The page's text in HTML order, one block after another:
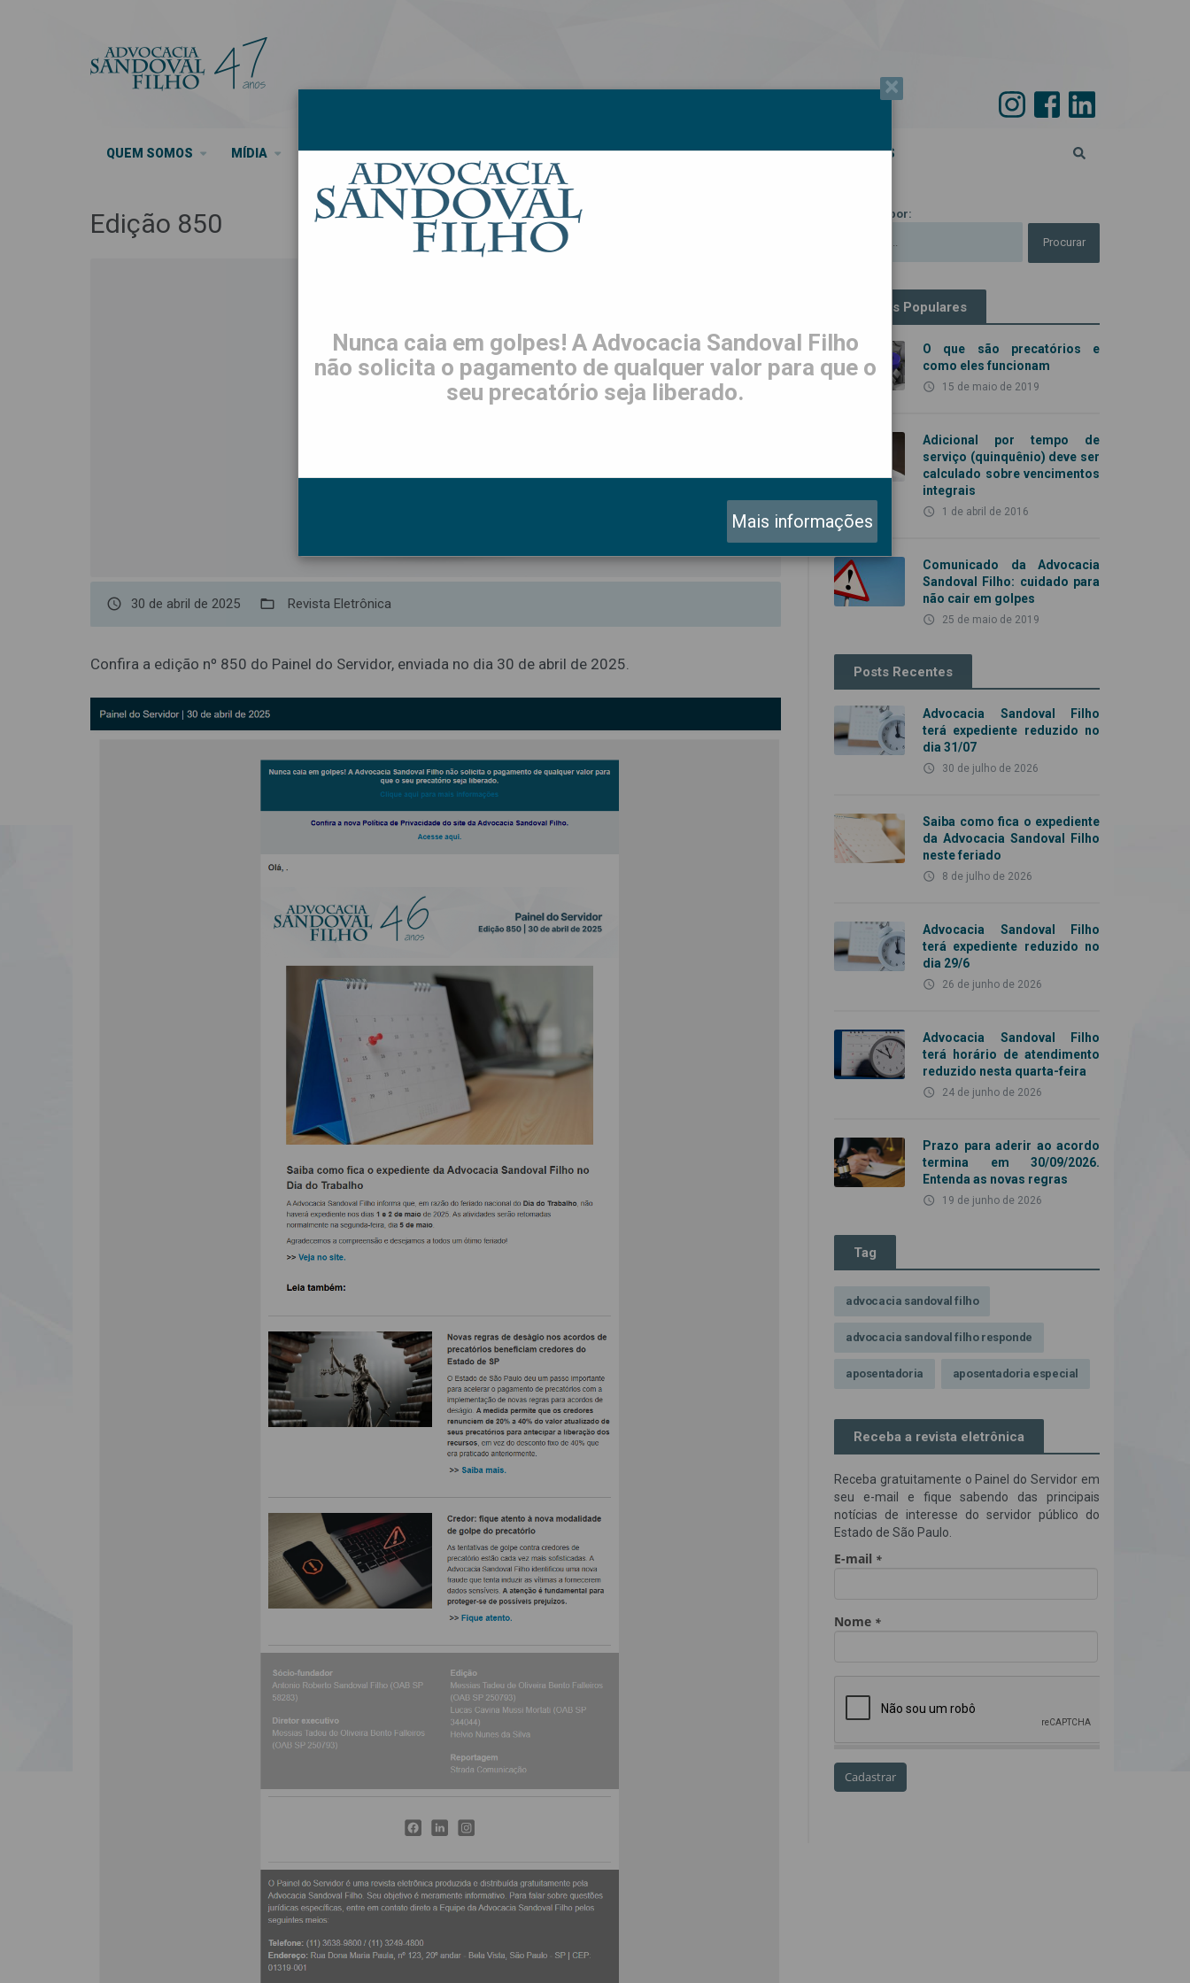
QUEM SOMOS MÍDIA SEUS DIREITOS LGPD TRABALHE CONOSCO CONTATO ESPECIAL 45 ANOS
Edição 850
access_time 30 de abril de 2025 folder_open Revista Eletrônica
Confira a edição nº 850 do Painel do Servidor, enviada no dia 30 de abril de 2025.
Procurar por:
Artigos Populares
O que são precatórios e
como eles funcionam
access_time 15 de maio de 2019
Adicional por tempo de
serviço (quinquênio) deve ser
calculado sobre vencimentos
integrais
access_time 1 de abril de 2016
Comunicado da Advocacia
Sandoval Filho: cuidado para
não cair em golpes
access_time 25 de maio de 2019
Posts Recentes
Advocacia Sandoval Filho
terá expediente reduzido no
dia 31/07
access_time 30 de julho de 2026
Saiba como fica o expediente
da Advocacia Sandoval Filho
neste feriado
access_time 8 de julho de 2026
Advocacia Sandoval Filho
terá expediente reduzido no
dia 29/6
access_time 26 de junho de 2026
Advocacia Sandoval Filho
terá horário de atendimento
reduzido nesta quarta-feira
access_time 24 de junho de 2026
Prazo para aderir ao acordo
termina em 30/09/2026.
Entenda as novas regras
access_time 19 de junho de 2026
Tag
advocacia sandoval filho
advocacia sandoval filho responde
aposentadoria aposentadoria especial
Campanha contra assédio ilegal
Campanha da OAB SP CNJ
Comissão de Precatórios da OAB SP
credores prioritários
Dia dos Professores
golpe do precatório
golpes a credores
Receba a revista eletrônica
Receba gratuitamente o Painel do Servidor em
seu e-mail e fique sabendo das principais
notícias de interesse do servidor público do
Estado de São Paulo.
×
Nunca caia em golpes! A Advocacia Sandoval Filho
não solicita o pagamento de qualquer valor para que o
seu precatório seja liberado.
Mais informações